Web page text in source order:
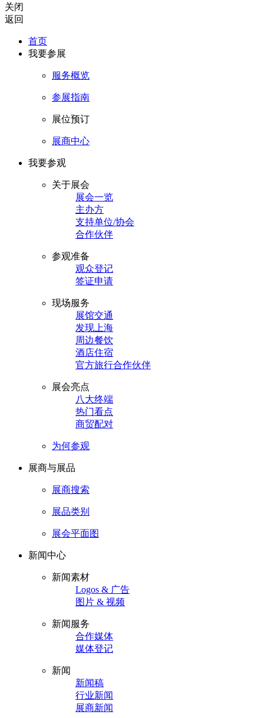
关闭
返回
首页
我要参展
服务概览
参展指南
展位预订
展商中心
我要参观
关于展会
展会一览
主办方
支持单位/协会
合作伙伴
参观准备
观众登记
签证申请
现场服务
展馆交通
发现上海
周边餐饮
酒店住宿
官方旅行合作伙伴
展会亮点
八大终端
热门看点
商贸配对
为何参观
展商与展品
展商搜索
展品类别
展会平面图
新闻中心
新闻素材
Logos & 广告
图片 & 视频
新闻服务
合作媒体
媒体登记
新闻
新闻稿
行业新闻
展商新闻